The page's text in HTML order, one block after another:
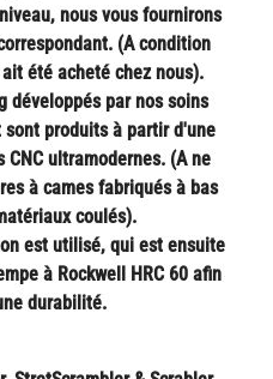
nous vous fournirons
(A condition
été acheté chez nous).
développés par nos soins
sont produits à partir d'une
CNC ultramodernes. (A ne
à cames fabriqués à bas
coulés).
est utilisé, qui est ensuite
à Rockwell HRC 60 afin
durabilité.